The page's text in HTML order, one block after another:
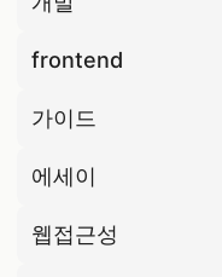
41 개 게시글
frontend
31 개 게시글
가이드
14 개 게시글
에세이
13 개 게시글
웹접근성
5 개 게시글